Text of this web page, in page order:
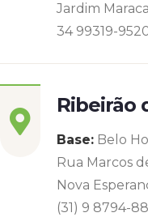
Jardim
34 99319-
Ribeirão
Base: Belo
Rua Marcos
Nova
(31) 9 8794-